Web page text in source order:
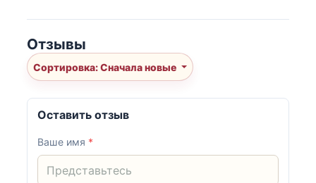
Отзывы
Сортировка: Сначала новые
Оставить отзыв
Ваше имя *